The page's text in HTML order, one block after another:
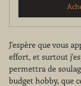
J'espère que vous
effort, et surtout
permettra de
budget hobby, que